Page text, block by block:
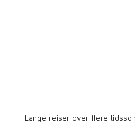
Lange reiser over flere